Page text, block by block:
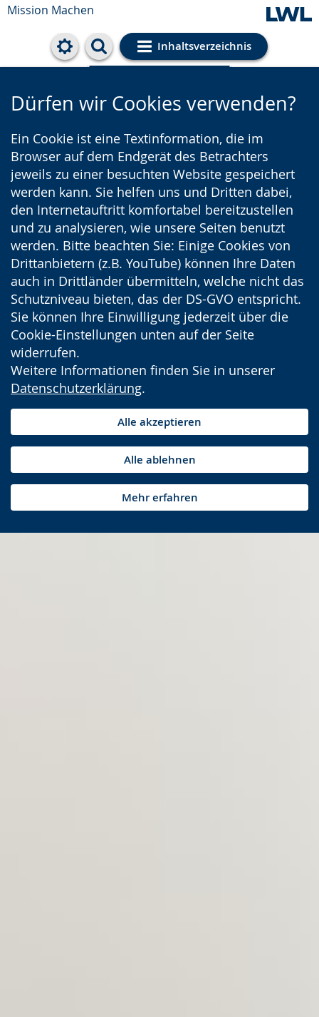
Mission Machen
Inhaltsverzeichnis
Cookie-Einstellungen
Dürfen wir Cookies verwenden?
Ein Cookie ist eine Textinformation, die im
Browser auf dem Endgerät des Betrachters
jeweils zu einer besuchten Website gespeichert
werden kann. Sie helfen uns und Dritten dabei,
den Internetauftritt komfortabel bereitzustellen
und zu analysieren, wie unsere Seiten benutzt
werden. Bitte beachten Sie: Einige Cookies von
Drittanbietern (z.B. YouTube) können Ihre Daten
auch in Drittländer übermitteln, welche nicht das
Schutzniveau bieten, das der DS-GVO entspricht.
Sie können Ihre Einwilligung jederzeit über die
Cookie-Einstellungen unten auf der Seite
widerrufen.
Weitere Informationen finden Sie in unserer
Datenschutzerklärung.
Alle akzeptieren
Alle ablehnen
Mehr erfahren